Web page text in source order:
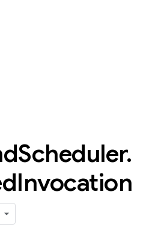
Scheduler.
Invocation